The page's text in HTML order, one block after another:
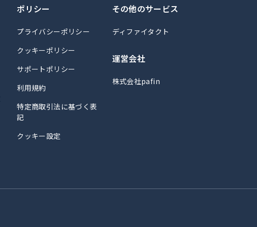
ポリシー
プライバシーポリシー
クッキーポリシー
サポートポリシー
利用規約
特定商取引法に基づく表
記
クッキー設定
その他のサービス
ディファイタクト
運営会社
株式会社pafin